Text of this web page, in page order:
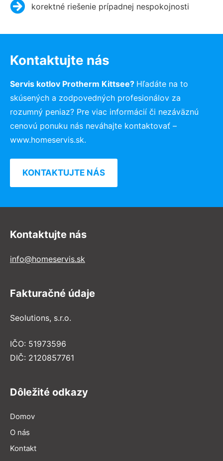
korektné riešenie prípadnej nespokojnosti
Kontaktujte nás
Servis kotlov Protherm Kittsee? Hľadáte na to
skúsených a zodpovedných profesionálov za
rozumný peniaz? Pre viac informácií či nezáväznú
cenovú ponuku nás neváhajte kontaktovať –
www.homeservis.sk.
KONTAKTUJTE NÁS
Kontaktujte nás
info@homeservis.sk
Fakturačné údaje
Seolutions, s.r.o.
IČO: 51973596
DIČ: 2120857761
Dôležité odkazy
Domov
O nás
Kontakt